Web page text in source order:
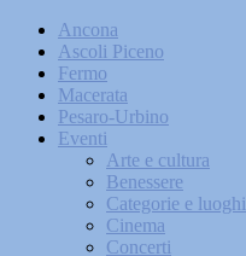
Ancona
Ascoli Piceno
Fermo
Macerata
Pesaro-Urbino
Eventi
Arte e cultura
Benessere
Categorie e luoghi
Cinema
Concerti